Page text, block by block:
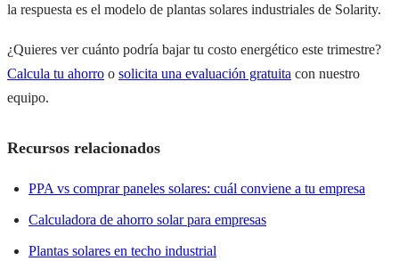
la respuesta es el modelo de plantas solares industriales de Solarity.
¿Quieres ver cuánto podría bajar tu costo energético este trimestre?
Calcula tu ahorro o solicita una evaluación gratuita con nuestro
equipo.
Recursos relacionados
PPA vs comprar paneles solares: cuál conviene a tu empresa
Calculadora de ahorro solar para empresas
Plantas solares en techo industrial